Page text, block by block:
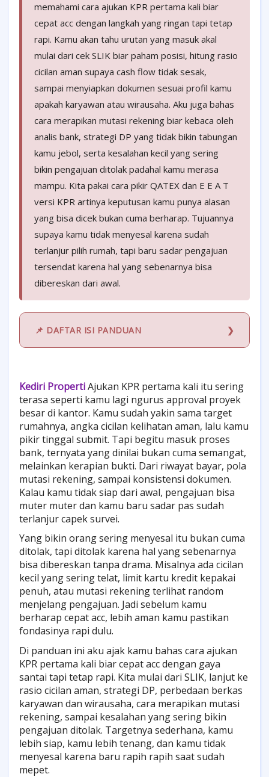
memahami cara ajukan KPR pertama kali biar
cepat acc dengan langkah yang ringan tapi tetap
rapi. Kamu akan tahu urutan yang masuk akal
mulai dari cek SLIK biar paham posisi, hitung rasio
cicilan aman supaya cash flow tidak sesak,
sampai menyiapkan dokumen sesuai profil kamu
apakah karyawan atau wirausaha. Aku juga bahas
cara merapikan mutasi rekening biar kebaca oleh
analis bank, strategi DP yang tidak bikin tabungan
kamu jebol, serta kesalahan kecil yang sering
bikin pengajuan ditolak padahal kamu merasa
mampu. Kita pakai cara pikir QATEX dan E E A T
versi KPR artinya keputusan kamu punya alasan
yang bisa dicek bukan cuma berharap. Tujuannya
supaya kamu tidak menyesal karena sudah
terlanjur pilih rumah, tapi baru sadar pengajuan
tersendat karena hal yang sebenarnya bisa
dibereskan dari awal.
📌 DAFTAR ISI PANDUAN
Kediri PropertiAjukan KPR pertama kali itu sering
terasa seperti kamu lagi ngurus approval proyek
besar di kantor. Kamu sudah yakin sama target
rumahnya, angka cicilan kelihatan aman, lalu kamu
pikir tinggal submit. Tapi begitu masuk proses
bank, ternyata yang dinilai bukan cuma semangat,
melainkan kerapian bukti. Dari riwayat bayar, pola
mutasi rekening, sampai konsistensi dokumen.
Kalau kamu tidak siap dari awal, pengajuan bisa
muter muter dan kamu baru sadar pas sudah
terlanjur capek survei.
Yang bikin orang sering menyesal itu bukan cuma
ditolak, tapi ditolak karena hal yang sebenarnya
bisa dibereskan tanpa drama. Misalnya ada cicilan
kecil yang sering telat, limit kartu kredit kepakai
penuh, atau mutasi rekening terlihat random
menjelang pengajuan. Jadi sebelum kamu
berharap cepat acc, lebih aman kamu pastikan
fondasinya rapi dulu.
Di panduan ini aku ajak kamu bahas cara ajukan
KPR pertama kali biar cepat acc dengan gaya
santai tapi tetap rapi. Kita mulai dari SLIK, lanjut ke
rasio cicilan aman, strategi DP, perbedaan berkas
karyawan dan wirausaha, cara merapikan mutasi
rekening, sampai kesalahan yang sering bikin
pengajuan ditolak. Targetnya sederhana, kamu
lebih siap, kamu lebih tenang, dan kamu tidak
menyesal karena baru rapih rapih saat sudah
mepet.